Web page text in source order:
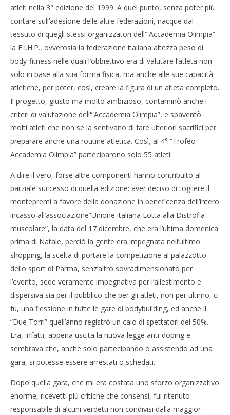
atleti nella 3° edizione del 1999. A quel punto, senza poter più
contare sull’adesione delle altre federazioni, nacque dal
tessuto di quegli stessi organizzatori dell'”Accademia Olimpia”
la F.I.H.P., ovverosia la federazione italiana altezza peso di
body-fitness nelle quali l’obbiettivo era di valutare l’atleta non
solo in base alla sua forma fisica, ma anche alle sue capacità
atletiche, per poter, così, creare la figura di un atleta completo.
Il progetto, giusto ma molto ambizioso, contaminò anche i
criteri di valutazione dell'”Accademia Olimpia”, e spaventò
molti atleti che non se la sentivano di fare ulteriori sacrifici per
preparare anche una routine atletica. Così, al 4° “Trofeo
Accademia Olimpia” parteciparono solo 55 atleti.
A dire il vero, forse altre componenti hanno contribuito al
parziale successo di quella edizione: aver deciso di togliere il
montepremi a favore della donazione in beneficenza dell’intero
incasso all’associazione”Unione italiana Lotta alla Distrofia
muscolare”, la data del 17 dicembre, che era l’ultima domenica
prima di Natale, perciò la gente era impegnata nell’ultimo
shopping, la scelta di portare la competizione al palazzotto
dello sport di Parma, senz’altro sovradimensionato per
l’evento, sede veramente impegnativa per l’allestimento e
dispersiva sia per il pubblico che per gli atleti, non per ultimo, ci
fu, una flessione in tutte le gare di bodybuilding, ed anche il
“Due Torri” quell’anno registrò un calo di spettatori del 50%.
Era, infatti, appena uscita la nuova legge anti-doping e
sembrava che, anche solo partecipando o assistendo ad una
gara, si potesse essere arrestati o schedati.
Dopo quella gara, che mi era costata uno sforzo organizzativo
enorme, ricevetti più critiche che consensi, fui ritenuto
responsabile di alcuni verdetti non condivisi dalla maggior